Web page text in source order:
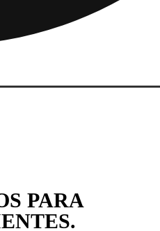
PARA